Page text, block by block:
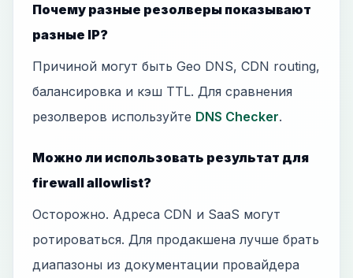
Почему разные резолверы показывают
разные IP?
Причиной могут быть Geo DNS, CDN routing,
балансировка и кэш TTL. Для сравнения
резолверов используйте DNS Checker.
Можно ли использовать результат для
firewall allowlist?
Осторожно. Адреса CDN и SaaS могут
ротироваться. Для продакшена лучше брать
диапазоны из документации провайдера